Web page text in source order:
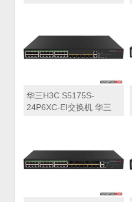
华三H3C S5175S-
24P6XC-EI交换机 华三